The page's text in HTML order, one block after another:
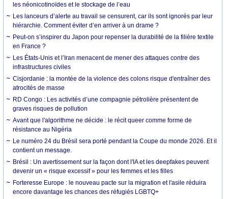
les néonicotinoïdes et le stockage de l’eau
Les lanceurs d’alerte au travail se censurent, car ils sont ignorés par leur
hiérarchie. Comment éviter d’en arriver à un drame ?
Peut-on s’inspirer du Japon pour repenser la durabilité de la filière textile
en France ?
Les États-Unis et l’Iran menacent de mener des attaques contre des
infrastructures civiles
Cisjordanie : la montée de la violence des colons risque d'entraîner des
atrocités de masse
RD Congo : Les activités d’une compagnie pétrolière présentent de
graves risques de pollution
Avant que l'algorithme ne décide : le récit queer comme forme de
résistance au Nigéria
Le numéro 24 du Brésil sera porté pendant la Coupe du monde 2026. Et il
contient un message.
Brésil : Un avertissement sur la façon dont l'IA et les deepfakes peuvent
devenir un « risque excessif » pour les femmes et les filles
Forteresse Europe : le nouveau pacte sur la migration et l'asile réduira
encore davantage les chances des réfugiés LGBTQ+